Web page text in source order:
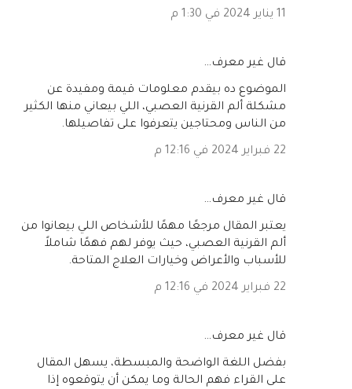
11 يناير 2024 في 1:30 م
‏قال غير معرف…
الموضوع ده بيقدم معلومات قيمة ومفيدة عن
مشكلة ألم القرنية العصبي، اللي بيعاني منها الكثير
من الناس ومحتاجين يتعرفوا على تفاصيلها.
22 فبراير 2024 في 12:16 م
‏قال غير معرف…
يعتبر المقال مرجعًا مهمًا للأشخاص اللي بيعانوا من
ألم القرنية العصبي، حيث يوفر لهم فهمًا شاملاً
للأسباب والأعراض وخيارات العلاج المتاحة.
22 فبراير 2024 في 12:16 م
‏قال غير معرف…
بفضل اللغة الواضحة والمبسطة، يسهل المقال
على القراء فهم الحالة وما يمكن أن يتوقعوه إذا